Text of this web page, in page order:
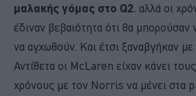
μαλακής γόμας στο Q2, αλλά οι
έδιναν βεβαιότητα ότι θα μπορούσαν
να αγχωθούν. Και έτσι ξαναβγήκαν
Αντίθετα οι McLaren είχαν κάνει
χρόνους με τον Norris να μένει στα